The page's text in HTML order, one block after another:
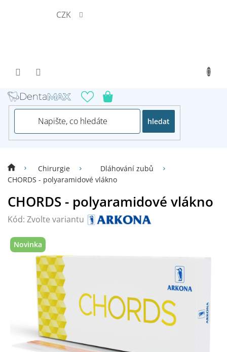
CZK
hledat
Chirurgie
Dláhování zubů
CHORDS - polyaramidové vlákno
CHORDS - polyaramidové vlákno
Kód: Zvolte variantu
Novinka